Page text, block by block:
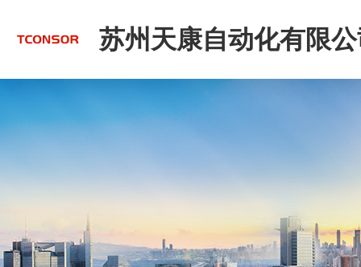
苏州天康自动化有限